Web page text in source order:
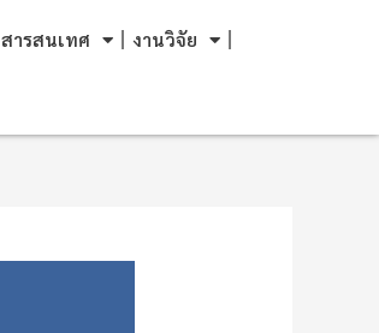
สารสนเทศ งานวิจัย